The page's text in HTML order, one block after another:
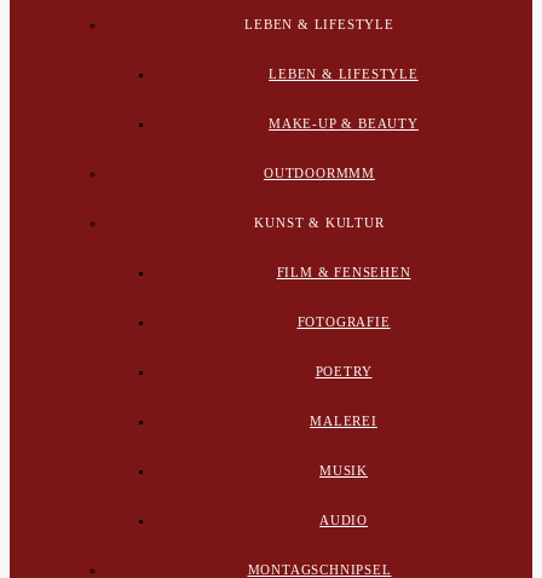
LEBEN & LIFESTYLE
LEBEN & LIFESTYLE
MAKE-UP & BEAUTY
OUTDOORMMM
KUNST & KULTUR
FILM & FENSEHEN
FOTOGRAFIE
POETRY
MALEREI
MUSIK
AUDIO
MONTAGSCHNIPSEL